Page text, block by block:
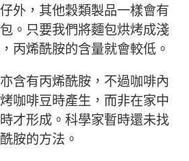
外，其他穀類製品一樣會有
。只要我們將麵包烘烤成淺
丙烯酰胺的含量就會較低。
含有丙烯酰胺，不過咖啡內
咖啡豆時產生，而非在家中
才形成。科學家暫時還未找
胺的方法。